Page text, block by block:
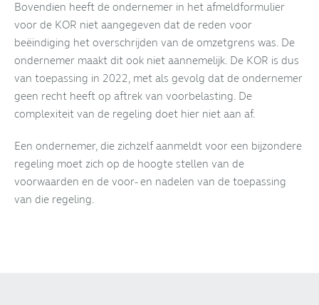
Bovendien heeft de ondernemer in het afmeldformulier
voor de KOR niet aangegeven dat de reden voor
beëindiging het overschrijden van de omzetgrens was. De
ondernemer maakt dit ook niet aannemelijk. De KOR is dus
van toepassing in 2022, met als gevolg dat de ondernemer
geen recht heeft op aftrek van voorbelasting. De
complexiteit van de regeling doet hier niet aan af.
Een ondernemer, die zichzelf aanmeldt voor een bijzondere
regeling moet zich op de hoogte stellen van de
voorwaarden en de voor- en nadelen van de toepassing
van die regeling.